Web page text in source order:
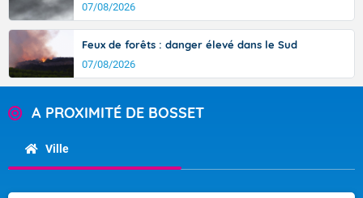
07/08/2026
Feux de forêts : danger élevé dans le Sud
07/08/2026
A PROXIMITÉ DE BOSSET
Ville